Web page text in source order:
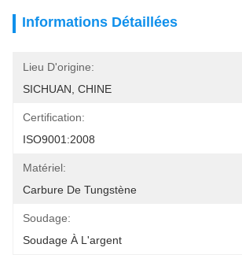
Informations Détaillées
Lieu D'origine:
SICHUAN, CHINE
Certification:
ISO9001:2008
Matériel:
Carbure De Tungstène
Soudage:
Soudage À L'argent